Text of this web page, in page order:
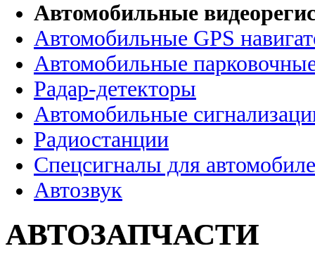
Автомобильные
Автомобильные GPS
Автомобильные
Радар-детекторы
Автомобильные
Радиостанции
Спецсигналы для
Автозвук
АВТОЗАПЧАСТИ